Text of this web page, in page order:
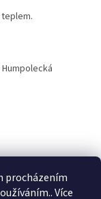
procházením
Více